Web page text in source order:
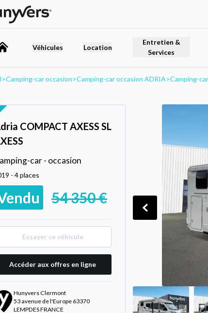
Véhicules Location
Entretien &
Services
>Camping-car occasion>Camping-car occasion ADRIA>Camping-
COMPACT AXESS SL
car - occasion
- 4 places
54 350 €
Essayer ce véhicule
Accéder aux offres en ligne
Hunyvers Clermont
53 avenue de l'Europe 63370
LEMPDES FRANCE